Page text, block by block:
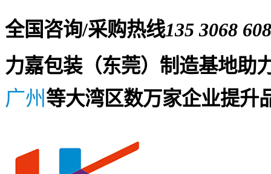
全国咨询/采购热线135 3068
力嘉包装（东莞）制造基地助
广州等大湾区数万家企业提升